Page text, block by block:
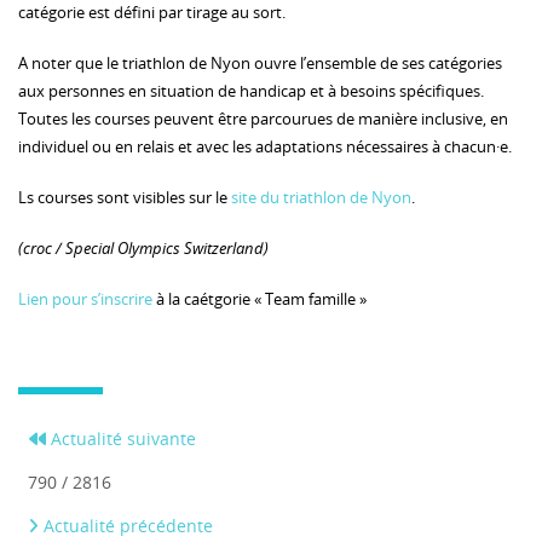
catégorie est défini par tirage au sort.
A noter que le triathlon de Nyon ouvre l’ensemble de ses catégories
aux personnes en situation de handicap et à besoins spécifiques.
Toutes les courses peuvent être parcourues de manière inclusive, en
individuel ou en relais et avec les adaptations nécessaires à chacun·e.
Ls courses sont visibles sur lesite du triathlon de Nyon.
(croc / Special Olympics Switzerland)
Lien pour s’inscrireà la caétgorie « Team famille »
Actualité suivante
790 / 2816
Actualité précédente